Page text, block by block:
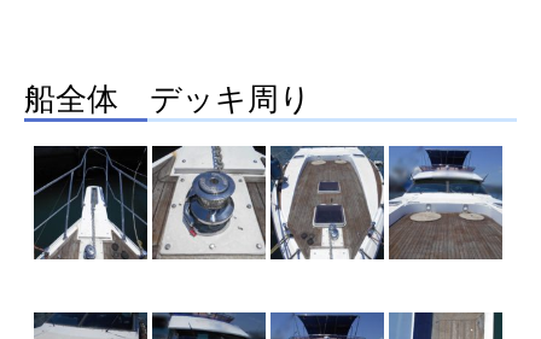
船全体 デッキ周り